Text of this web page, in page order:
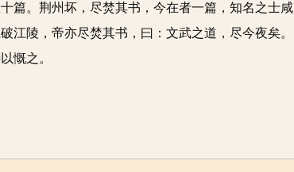
篇。荆州坏，尽焚其书，今在者一篇，知名之士咸
江陵，帝亦尽焚其书，曰：文武之道，尽今夜矣。
慨之。